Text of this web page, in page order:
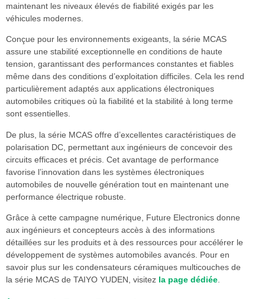
maintenant les niveaux élevés de fiabilité exigés par les
véhicules modernes.
Conçue pour les environnements exigeants, la série MCAS
assure une stabilité exceptionnelle en conditions de haute
tension, garantissant des performances constantes et fiables
même dans des conditions d’exploitation difficiles. Cela les rend
particulièrement adaptés aux applications électroniques
automobiles critiques où la fiabilité et la stabilité à long terme
sont essentielles.
De plus, la série MCAS offre d’excellentes caractéristiques de
polarisation DC, permettant aux ingénieurs de concevoir des
circuits efficaces et précis. Cet avantage de performance
favorise l’innovation dans les systèmes électroniques
automobiles de nouvelle génération tout en maintenant une
performance électrique robuste.
Grâce à cette campagne numérique, Future Electronics donne
aux ingénieurs et concepteurs accès à des informations
détaillées sur les produits et à des ressources pour accélérer le
développement de systèmes automobiles avancés. Pour en
savoir plus sur les condensateurs céramiques multicouches de
la série MCAS de TAIYO YUDEN, visitez la page dédiée